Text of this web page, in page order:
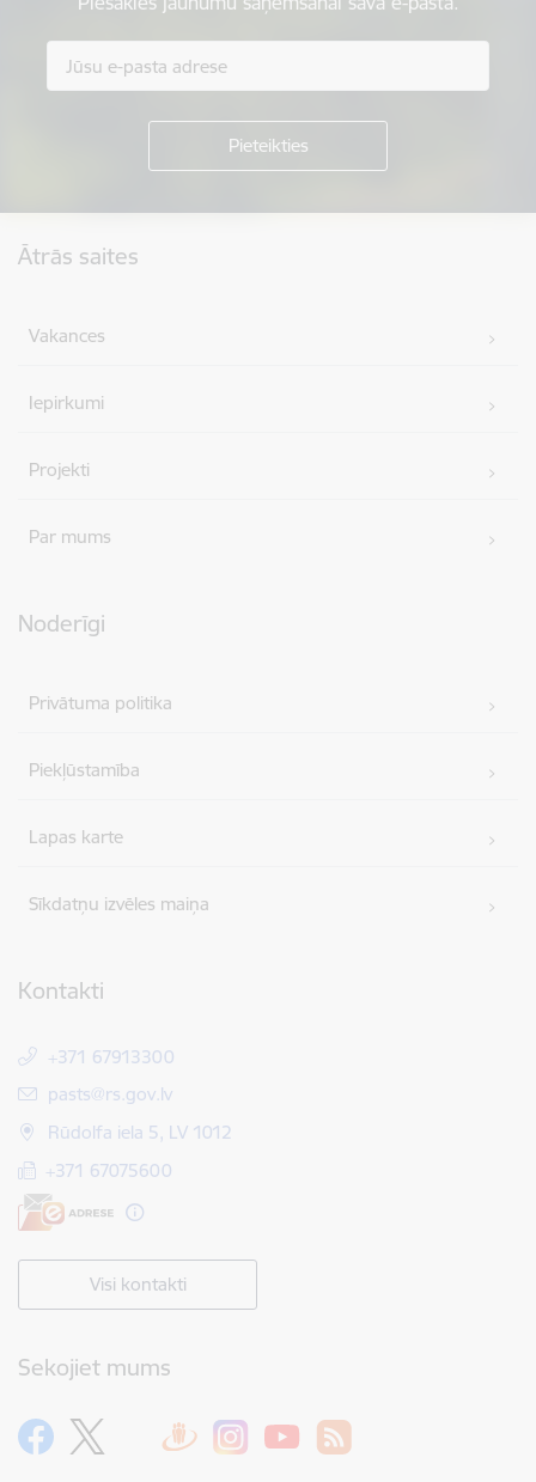
Ātrās saites
Vakances
Iepirkumi
Projekti
Par mums
Noderīgi
Privātuma politika
Piekļūstamība
Lapas karte
Sīkdatņu izvēles maiņa
Kontakti
+371 67913300
E-pasts:
pasts@rs.gov.lv
Rūdolfa iela 5, LV 1012
+371 67075600
Visi kontakti
Sekojiet mums